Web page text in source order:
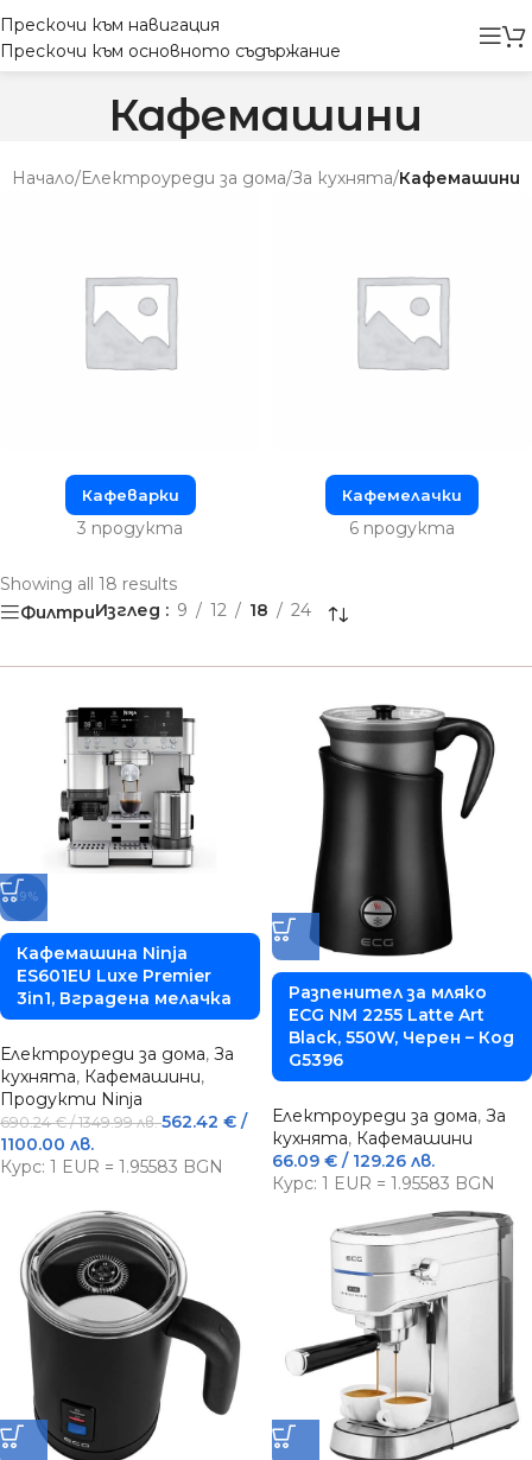
Прескочи към навигация
Прескочи към основното съдържание
Кафемашини
Начало/Електроуреди за дома/За кухнята/Кафемашини
Кафеварки
3 продукта
Кафемелачки
6 продукта
Showing all 18 results
ФилтриИзглед 9 12 18 24
-19%
Кафемашина Ninja
ES601EU Luxe Premier
3in1, Вградена мелачка
Електроуреди за дома, За
кухнята, Кафемашини,
Продукти Ninja
690.24€/ 1349.99 лв.562.42 € /
1100.00 лв.
Курс: 1 EUR = 1.95583 BGN
Разпенител за мляко
ECG NM 2255 Latte Art
Black, 550W, Черен – Код
G5396
Електроуреди за дома, За
кухнята, Кафемашини
66.09 € / 129.26 лв.
Курс: 1 EUR = 1.95583 BGN